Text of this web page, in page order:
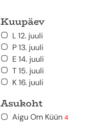
Kuupäev
L 12. juuli
P 13. juuli
E 14. juuli
T 15. juuli
K 16. juuli
Asukoht
Aigu Om Küün 4